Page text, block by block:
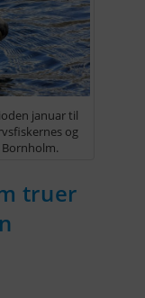
januar til
og
truer